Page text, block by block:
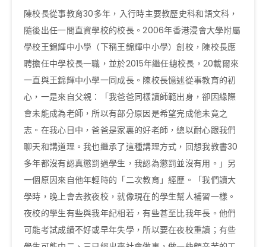
陳校長從事教育30多年，入行時主要教歷史科和語文科，
隨後出任一間直資學校的校長。2006年香港浸會大學附屬
學校王錦輝中小學（下稱王錦輝中小學）創校，陳校長應
聘擔任中學校長一職，並於2015年繼任總校長，20載爾來
一直與王錦輝中小學一同成長。陳校長憶述從事教育的初
心，一是來自父親：「我爸爸同樣讀師範出身，卻因緣際
會未能成為老師，所以有部分原因是希望完成他未竟之
志。在我心目中，爸爸是家裏的好老師，總以耐心跟我們
聊天和講道理。我也繼承了這種講理方式，回想我教書30
多年都沒有認真懲罰過學生，我認為懲罰並沒有用。」另
一個原因來自他年輕時的「二次教育」經歷。「我們讀大
學時，晚上會去教夜校，就像現在的學生幫人補習一樣。
夜校的學生有些與我年紀相若，有些甚至比我年長。他們
可能考試成績不好或早年失學，所以要在夜校重讀；有些